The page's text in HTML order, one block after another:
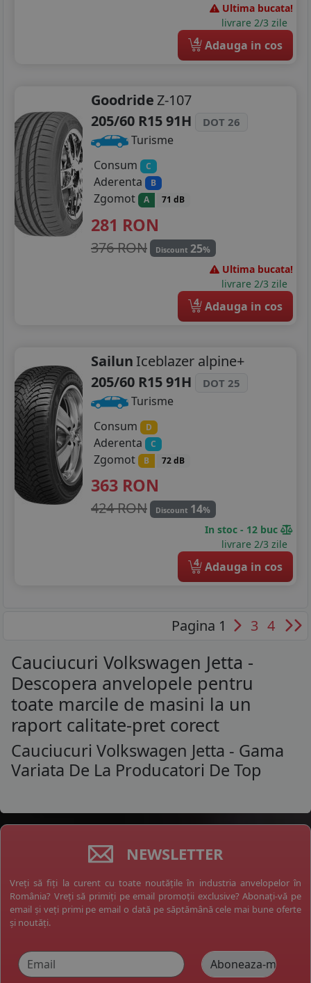
Ultima bucata!
livrare 2/3 zile
4 Adauga in cos
GoodrideZ-107
205/60 R15 91H
DOT 26
Turisme
Consum
C
Aderenta B
Zgomot A 71 dB
281 RON
376 RON Discount 25%
Ultima bucata!
livrare 2/3 zile
4 Adauga in cos
Sailun Iceblazer alpine+
205/60 R15 91H
DOT 25
Turisme
Consum
D
Aderenta C
Zgomot B 72 dB
363 RON
424 RON Discount 14%
In stoc - 12 buc
livrare 2/3 zile
4 Adauga in cos
Pagina 1 3 4
Cauciucuri Volkswagen Jetta -
Descopera anvelopele pentru
toate marcile de masini la un
raport calitate-pret corect
Cauciucuri Volkswagen Jetta - Gama
Variata De La Producatori De Top
NEWSLETTER
Vreți să fiți la curent cu toate noutățile în industria anvelopelor în
România? Vreți să primiți pe email promoții exclusive? Abonați-vă pe
email și veți primi pe email o dată pe săptămână cele mai bune oferte
și noutăți.